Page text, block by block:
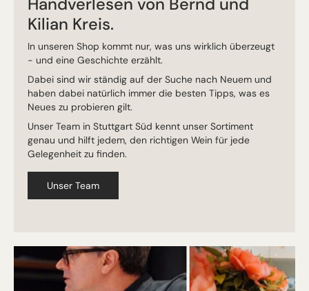
Kilian Kreis.
In unseren Shop kommt nur, was uns wirklich überzeugt
- und eine Geschichte erzählt.
Dabei sind wir ständig auf der Suche nach Neuem und
haben dabei natürlich immer die besten Tipps, was es
Neues zu probieren gilt.
Unser Team in Stuttgart Süd kennt unser Sortiment
genau und hilft jedem, den richtigen Wein für jede
Gelegenheit zu finden.
Unser Team